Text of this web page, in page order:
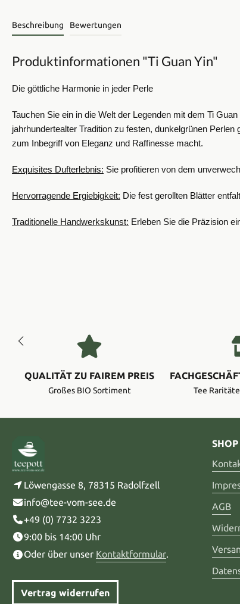
Beschreibung Bewertungen
Produktinformationen "Ti Guan Yin"
Die göttliche Harmonie in jeder Perle
Tauchen Sie ein in die Welt der Legenden mit dem Ti
jahrhundertealter Tradition zu festen, dunkelgrünen
zum Inbegriff von Eleganz und Raffinesse macht.
Exquisites Dufterlebnis: Sie profitieren von dem
Hervorragende Ergiebigkeit: Die fest gerollten Blätter
Traditionelle Handwerkskunst: Erleben Sie die Präzision
QUALITÄT ZU FAIREM PREIS
Großes BIO Sortiment Tee
Löwengasse 8, 78315 Radolfzell
info@tee-vom-see.de
+49 (0) 7732 3223
9:00 bis 14:00 Uhr
Oder über unser Kontaktformular.
Vertrag widerrufen
AGB